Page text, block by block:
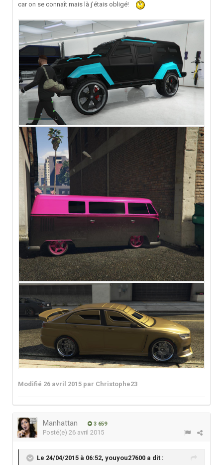
car on se connaît mais là j'étais obligé!
Modifié 26 avril 2015 par Christophe23
Manhattan 3 659
Posté(e) 26 avril 2015
Le 24/04/2015 à 06:52, youyou27600 a dit :